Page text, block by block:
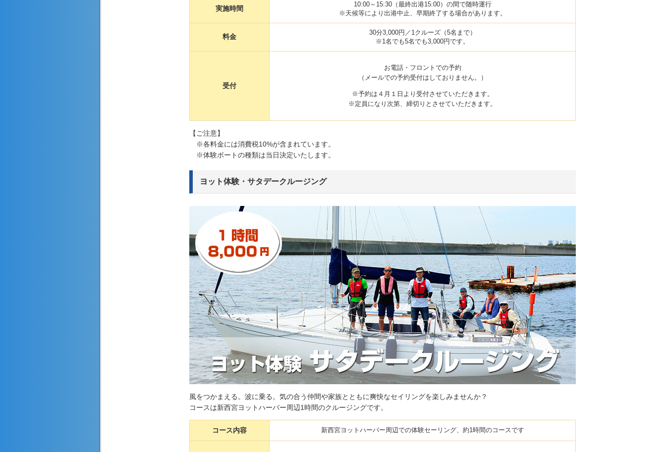
実施時間
10:00～15:30（最終出港15:00）の間で随時運行
※天候等により出港中止、早期終了する場合があります。
料金
30分3,000円／1クルーズ（5名まで）
※1名でも5名でも3,000円です。
受付
お電話・フロントでの予約
（メールでの予約受付はしておりません。）
※予約は４月１日より受付させていただきます。
※定員になり次第、締切りとさせていただきます。
【ご注意】
※各料金には消費税10%が含まれています。
※体験ボートの種類は当日決定いたします。
ヨット体験・サタデークルージング
風をつかまえる。波に乗る。気の合う仲間や家族とともに爽快なセイリングを楽しみませんか？
コースは新西宮ヨットハーバー周辺1時間のクルージングです。
コース内容 新西宮ヨットハーバー周辺での体験セーリング、約1時間のコースです